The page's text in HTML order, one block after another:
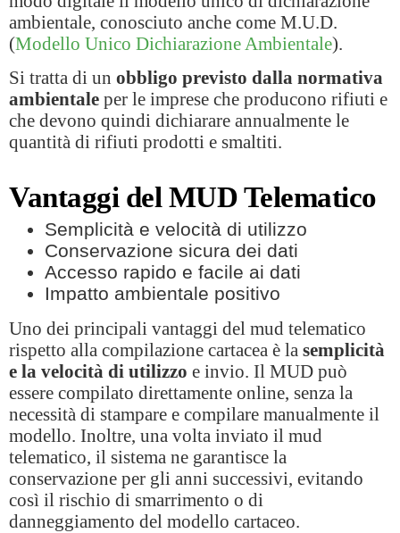
ambientale, conosciuto anche come M.U.D.
(Modello Unico Dichiarazione Ambientale).
Si tratta di un obbligo previsto dalla normativa
ambientale per le imprese che producono rifiuti e
che devono quindi dichiarare annualmente le
quantità di rifiuti prodotti e smaltiti.
Vantaggi del MUD Telematico
Semplicità e velocità di utilizzo
Conservazione sicura dei dati
Accesso rapido e facile ai dati
Impatto ambientale positivo
Uno dei principali vantaggi del mud telematico
rispetto alla compilazione cartacea è la semplicità
e la velocità di utilizzo e invio. Il MUD può
essere compilato direttamente online, senza la
necessità di stampare e compilare manualmente il
modello. Inoltre, una volta inviato il mud
telematico, il sistema ne garantisce la
conservazione per gli anni successivi, evitando
così il rischio di smarrimento o di
danneggiamento del modello cartaceo.